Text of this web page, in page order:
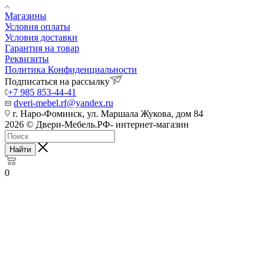
Магазины
Условия оплаты
Условия доставки
Гарантия на товар
Реквизиты
Политика Конфиденциальности
Подписаться на рассылку
+7 985 853-44-41
dveri-mebel.rf@yandex.ru
г. Наро-Фоминск, ул. Маршала Жукова, дом 84
2026 © Двери-Мебель.РФ- интернет-магазин
Найти
0